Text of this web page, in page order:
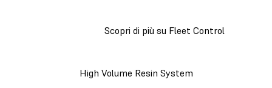
Scopri di più su Fleet Control
High Volume Resin System